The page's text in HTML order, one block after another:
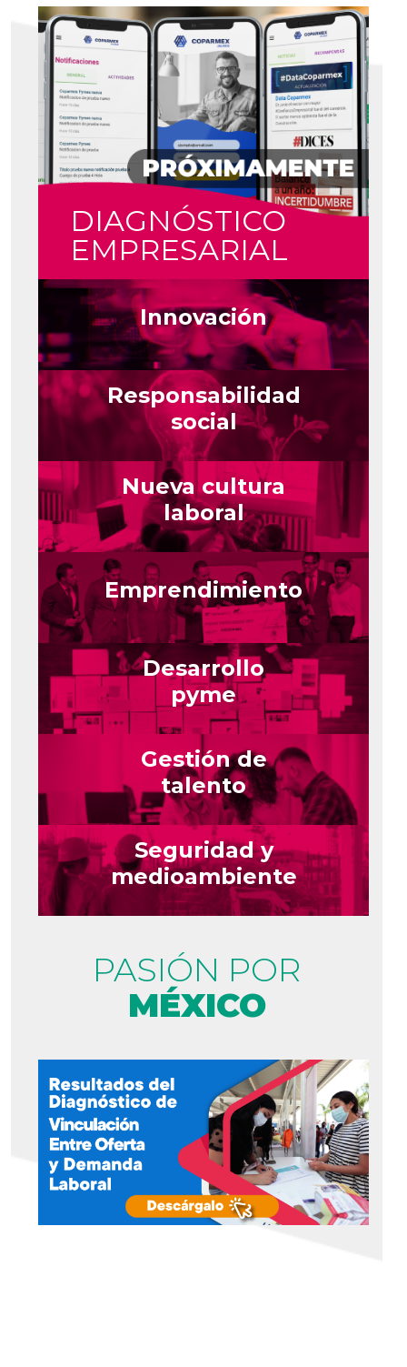
DIAGNÓSTICO
EMPRESARIAL
Innovación
Responsabilidad
social
Nueva cultura
laboral
Emprendimiento
Desarrollo
pyme
Gestión de
talento
Seguridad y
medioambiente
PASIÓN POR
MÉXICO